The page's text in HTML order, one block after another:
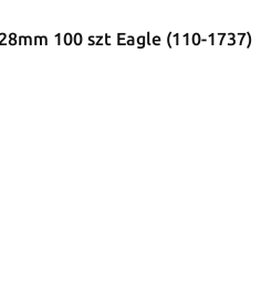
100 szt Eagle (110-1737)